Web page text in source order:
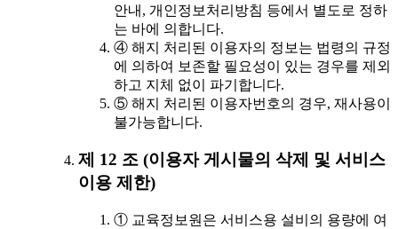
안내, 개인정보처리방침 등에서 별도로 정하
는 바에 의합니다.
④ 해지 처리된 이용자의 정보는 법령의 규정
에 의하여 보존할 필요성이 있는 경우를 제외
하고 지체 없이 파기합니다.
⑤ 해지 처리된 이용자번호의 경우, 재사용이
불가능합니다.
제 12 조 (이용자 게시물의 삭제 및 서비스
이용 제한)
① 교육정보원은 서비스용 설비의 용량에 여